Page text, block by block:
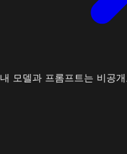
내 모델과 프롬프트는 비공